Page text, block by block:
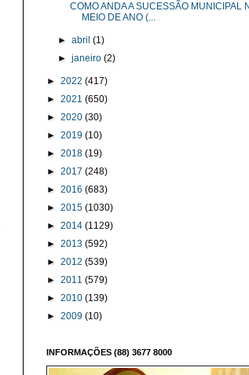
COMO ANDA A SUCESSÃO MUNICIPAL
MEIO DE ANO (...
►abril(1)
►janeiro(2)
► 2022 (417)
► 2021 (650)
► 2020 (30)
► 2019 (10)
► 2018 (19)
► 2017 (248)
► 2016 (683)
► 2015 (1030)
► 2014 (1129)
► 2013 (592)
► 2012 (539)
► 2011 (579)
► 2010 (139)
► 2009 (10)
INFORMAÇÕES (88) 3677 8000